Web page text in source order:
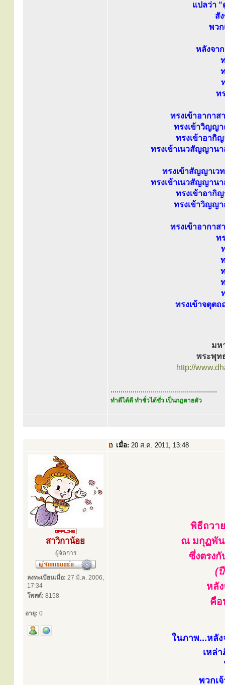
แปลว่า
สั
พวก
หลังจา
ท
ทรงเข้าอากา
ทรงเข้าวิญญ
ทรงเข้าอากิ
ทรงเข้าเนวสัญญา
ทรงเข้าสัญญาเว
ทรงเข้าเนวสัญญา
ทรงเข้าอากิ
ทรงเข้าวิญญ
ทรงเข้าอากา
ท
ทรงเข้าจตุต
มห
พระพุท
http://
.....................................................
ทำดีได้ดี ทำชั่วได้ชั่ว เป็นกฎตายตัว
เมื่อ: 20 ส.ค. 2011, 13:48
สาวิกาน้อย
ผู้จัดการ
ลงทะเบียนเมื่อ: 27 มี.ค. 2006,
17:34
โพสต์: 8158
อายุ: 0
พิธีถวา
ณ มกุฏพัน
ซึ่งตรง
(
หลั
คือ
ในภาพ...หลั
เหล่
พวกเ